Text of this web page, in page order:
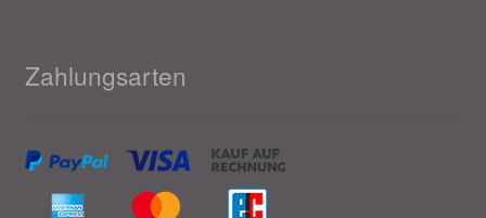
Zahlungsarten